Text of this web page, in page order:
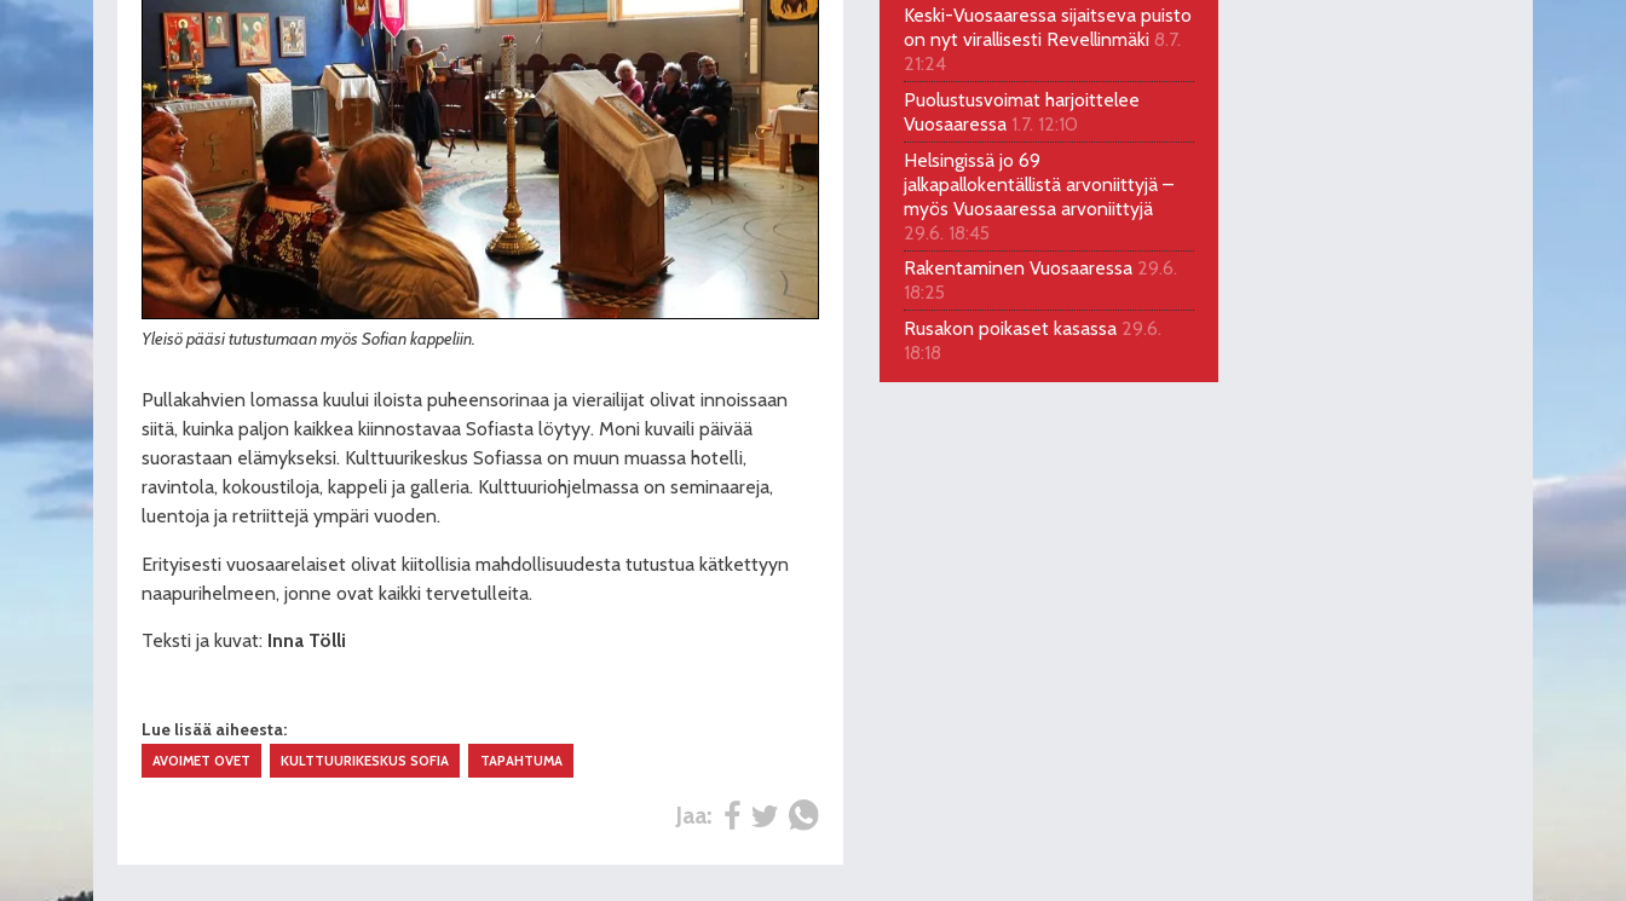
Yleisö pääsi tutustumaan myös Sofian kappeliin.
Pullakahvien lomassa kuului iloista puheensorinaa ja vierailijat olivat innoissaan
siitä, kuinka paljon kaikkea kiinnostavaa Sofiasta löytyy. Moni kuvaili päivää
suorastaan elämykseksi. Kulttuurikeskus Sofiassa on muun muassa hotelli,
ravintola, kokoustiloja, kappeli ja galleria. Kulttuuriohjelmassa on seminaareja,
luentoja ja retriittejä ympäri vuoden.
Erityisesti vuosaarelaiset olivat kiitollisia mahdollisuudesta tutustua kätkettyyn
naapurihelmeen, jonne ovat kaikki tervetulleita.
Teksti ja kuvat: Inna Tölli
Lue lisää aiheesta:
AVOIMET OVET KULTTUURIKESKUS SOFIA TAPAHTUMA
Jaa:
Keski-Vuosaaressa sijaitseva puisto
on nyt virallisesti Revellinmäki 8.7.
21:24
Puolustusvoimat harjoittelee
Vuosaaressa 1.7. 12:10
Helsingissä jo 69
jalkapallokentällistä arvoniittyjä –
myös Vuosaaressa arvoniittyjä
29.6. 18:45
Rakentaminen Vuosaaressa 29.6.
18:25
Rusakon poikaset kasassa 29.6.
18:18